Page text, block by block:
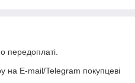
передоплаті.
на E-mail/Telegram покупцеві